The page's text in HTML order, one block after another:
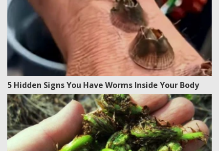
5 Hidden Signs You Have Worms Inside Your Body